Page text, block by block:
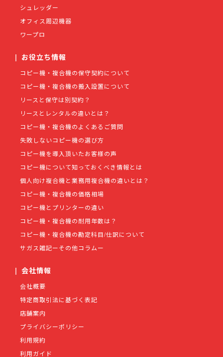
シュレッダー
オフィス周辺機器
ワープロ
| お役立ち情報
コピー機・複合機の保守契約について
コピー機・複合機の搬入設置について
リースと保守は別契約？
リースとレンタルの違いとは？
コピー機・複合機のよくあるご質問
失敗しないコピー機の選び方
コピー機を導入頂いたお客様の声
コピー機について知っておくべき情報とは
個人向け複合機と業務用複合機の違いとは？
コピー機・複合機の価格相場
コピー機とプリンターの違い
コピー機・複合機の耐用年数は？
コピー機・複合機の勘定科目/仕訳について
サガス雑記ーその他コラムー
| 会社情報
会社概要
特定商取引法に基づく表記
店舗案内
プライバシーポリシー
利用規約
利用ガイド